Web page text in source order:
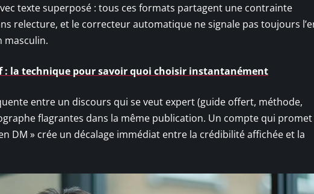
texte superposé : tous ces formats partagent une contrainte
relecture, et le correcteur automatique ne signale pas toujours
masculin.
: la technique pour savoir quoi choisir instantanément
entre un discours qui se veut expert (guide offert, méthode,
flagrantes dans la même publication. Un compte qui
DM » crée un décalage immédiat entre la crédibilité affichée et la